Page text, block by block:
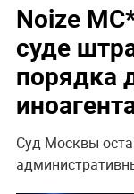
Noize
суде
порядка
Суд Москвы